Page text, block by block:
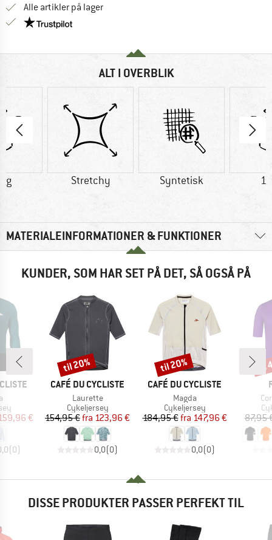
Alle artikler på lager
Vi er Trustpilot-certificeret - oplysningerne får du
ALT I OVERBLIK
g Stretchy Syntetisk
MATERIALEINFORMATIONER & FUNKTIONER
KUNDER, SOM HAR SET PÅ DET, SÅ OGSÅ PÅ
pris
€
(0)
MÆRKE
CAFÉ DU CYCLISTE
Artikel
Laurette
Produktgruppe
Cykeljersey
Pris
154,95 € Nedsat pris
fra 123,96 €
0,0(0)
Rabat
til 20%
MÆRKE
CAFÉ DU CYCLISTE
Artikel
Magda
Produktgruppe
Cykeljersey
Pris
184,95 € Nedsat pris
fra 147,96 €
0,0(0)
Rabat
til 20%
87,95
DISSE PRODUKTER PASSER PERFEKT TIL